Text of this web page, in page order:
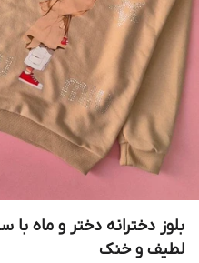
بلوز دخترانه دختر و ماه
لطیف و خنک